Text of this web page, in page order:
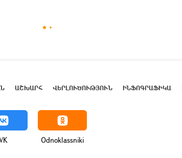
ԱՇԽԱՐՀ ՎԵՐԼՈՒԾՈՒԹՅՈՒՆ ԻՆՖՈԳՐԱՖԻԿԱ
Odnoklassniki